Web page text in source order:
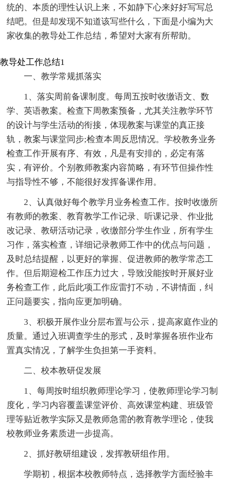
统的、本质的理性认识上来，不如静下心来好好写写总
结吧。但是却发现不知道该写些什么，下面是小编为大
家收集的教导处工作总结，希望对大家有所帮助。
教导处工作总结1
一、教学常规抓落实
1、落实周前备课制度。每周五按时收缴语文、数
学、英语教案。检查下周教案预备，尤其关注教学环节
的设计与学生活动的衔接，体现教案与课堂的真正接
轨，教案与课堂同步;检查本周反思情况。学校教务业务
检查工作开展有序、有效，凡是有安排的，必定有落
实，有评价。个别教师教案内容简略，有环节但操作性
与指导性不够，不能很好发挥备课作用。
2、认真做好每个教学月业务检查工作。按时收缴所
有教师的教案、教育教学工作记录、听课记录、作业批
改记录、教研活动记录，收缴部分学生作业，所有学生
习作，落实检查，详细记录教师工作中的优点与问题，
及时总结提醒，以更好的掌握、促进教师的教学常态工
作。但后期迎检工作压力过大，导致没能按时开展好业
务检查工作，此后此项工作应雷打不动，不讲情面，纠
正问题要实，指向应更加明确。
3、积极开展作业分层布置与公示，提高家庭作业的
质量。通过入班调查学生的形式，及时掌握各班作业布
置真实情况，了解学生负担第一手资料。
二、校本教研促发展
1、每周按时组织教师理论学习，使教师理论学习制
度化，学习内容覆盖课堂评价、高效课堂构建、班级管
理等贴近教学实际又是教师急需的教育教学理论，使我
校教师业务素质进一步提高。
2、抓好教研组建设，发挥教研组作用。
学期初，根据本校教师特点，选择教学方面经验丰